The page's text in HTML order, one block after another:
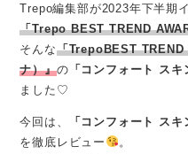
Trepo編集部が2023年下半期
「Trepo BEST TREND
そんな「TrepoBEST TREND
ナ）』の 「コンフォート ス
ました♡
今回は、 「コンフォート ス
を徹底レビュー
。